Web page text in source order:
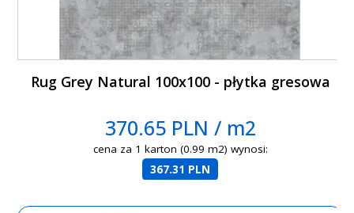
Rug Grey Natural 100x100 - płytka gresowa
370.65 PLN / m2
cena za 1 karton (0.99 m2) wynosi:
367.31 PLN